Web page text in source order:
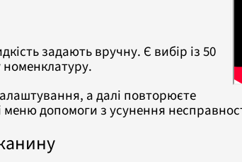
задають вручну. Є вибір із 50
номенклатуру.
а далі повторюєте
меню допомоги з усунення